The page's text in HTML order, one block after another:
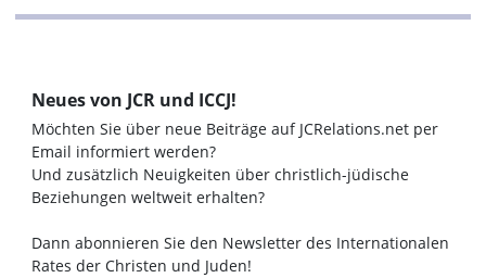
Neues von JCR und ICCJ!
Möchten Sie über neue Beiträge auf JCRelations.net per
Email informiert werden?
Und zusätzlich Neuigkeiten über christlich-jüdische
Beziehungen weltweit erhalten?
Dann abonnieren Sie den Newsletter des Internationalen
Rates der Christen und Juden!